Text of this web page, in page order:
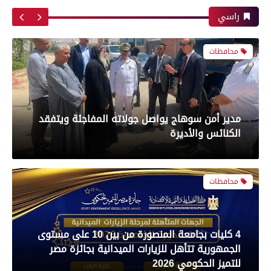
الكونفدرالية الإفريقية
رياضة
بعدسة الخبر المصري| شاهد أبرز لقطات مباراة
الأهلي و سيراميك فى الدورى
رياضة
بعدسة الخبر المصري| شاهد أبرز لقطات مباراة
راسي
محافظات
مدير أمن سوهاج يواصل جولاته المفاجئة ويتفقد
الكنائس والأديرة
محافظات
4 كليات بجامعة المنصورة من بين 10 على مستوى
الجمهورية تتأهل للزيارات الميدانية بجائزة مصر
للتميز الحكومي 2026